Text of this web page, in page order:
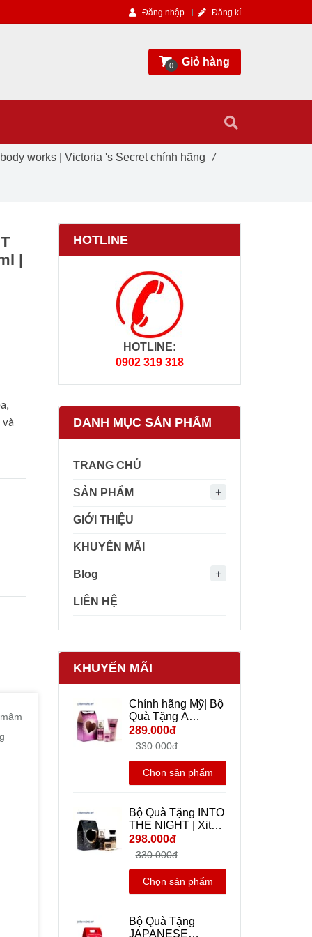
|
HOTLINE
HOTLINE:
0902 319 318
DANH MỤC SẢN PHẨM
TRANG CHỦ
SẢN PHẨM
GIỚI THIỆU
KHUYẾN MÃI
Blog
LIÊN HỆ
KHUYẾN MÃI
Chính hãng Mỹ| Bộ
Quà Tặng A
Thousand Wishes |
Xịt Thơm Body Mist
rửa tay khô mini
Travel size - Bath
289.000đ
330.000đ
Chọn sản phẩm
Bộ Quà Tặng INTO
THE NIGHT | Xịt
Thơm Body Mist +
Dưỡng Thể + Gel
Travel size - Bath
And Body Works |
298.000đ
330.000đ
Chọn sản phẩm
Bộ Quà Tặng
JAPANESE
works | Victoria 's Secret chính hãng
/
Đăng nhập Đăng kí
0 Giỏ hàng